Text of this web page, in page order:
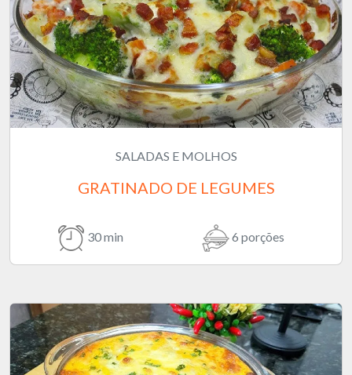
SALADAS E MOLHOS
GRATINADO DE LEGUMES
30 min 6 porções